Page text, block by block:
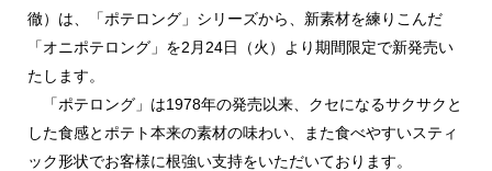
徹）は、「ポテロング」シリーズから、新素材を練りこんだ
「オニポテロング」を2月24日（火）より期間限定で新発売い
たします。
「ポテロング」は1978年の発売以来、クセになるサクサクと
した食感とポテト本来の素材の味わい、また食べやすいスティ
ック形状でお客様に根強い支持をいただいております。